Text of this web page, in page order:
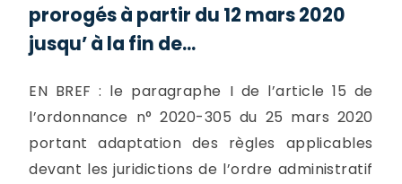
prorogés à partir du 12 mars 2020
jusqu’ à la fin de...
EN BREF : le paragraphe I de l’article 15 de
l’ordonnance n° 2020-305 du 25 mars 2020
portant adaptation des règles applicables
devant les juridictions de l’ordre administratif